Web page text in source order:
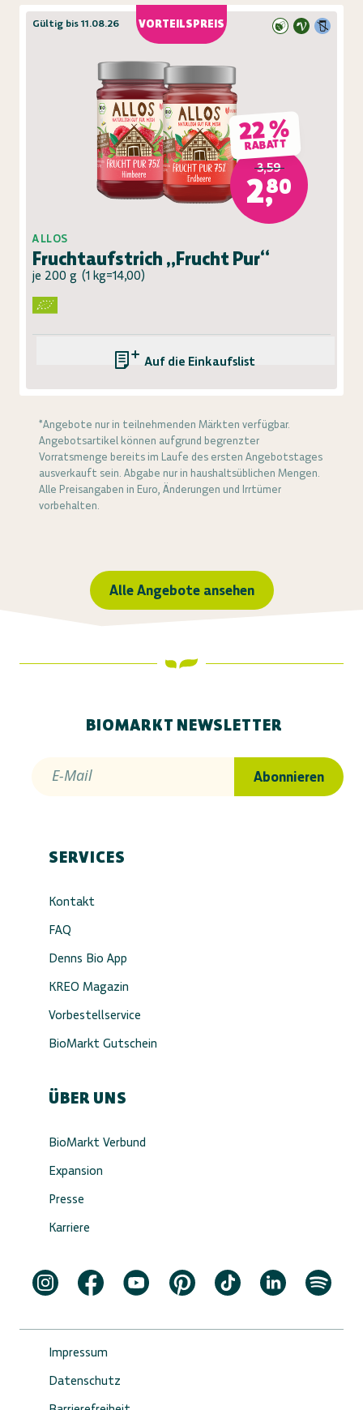
VORTEILSPREIS
Gültig bis 11.08.26
22 %
RABATT
3,59
2,80
ALLOS
Fruchtaufstrich „Frucht Pur“
je 200 g (1 kg=14,00)
Auf die Einkaufsliste
*Angebote nur in teilnehmenden Märkten verfügbar.
Angebotsartikel können aufgrund begrenzter
Vorratsmenge bereits im Laufe des ersten Angebotstages
ausverkauft sein. Abgabe nur in haushaltsüblichen Mengen.
Alle Preisangaben in Euro, Änderungen und Irrtümer
vorbehalten.
Alle Angebote ansehen
BIOMARKT NEWSLETTER
E-Mail Abonnieren
SERVICES
Kontakt
FAQ
Denns Bio App
KREO Magazin
Vorbestellservice
BioMarkt Gutschein
ÜBER UNS
BioMarkt Verbund
Expansion
Presse
Karriere
Impressum
Datenschutz